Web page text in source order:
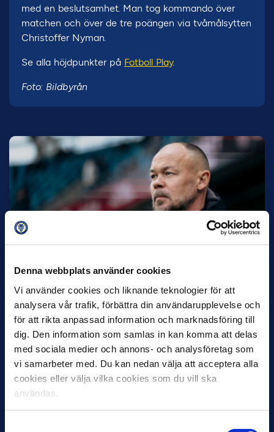
Denna webbplats använder cookies
Vi använder cookies och liknande teknologier för att
analysera vår trafik, förbättra din användarupplevelse och
för att rikta anpassad information och marknadsföring till
dig. Den information som samlas in kan komma att delas
med sociala medier och annons- och analysföretag som
vi samarbeter med. Du kan nedan välja att acceptera alla
cookies eller välja vilka cookies som du vill ska
användas.
med en beslutsamhet. Man tog kommando över
matchen och över de tre poängen via tvåmålsytten
Christoffer Nyman.
Se alla höjdpunkter på Fotboll Play.
Foto: Bildbyrån
27 JULI
Joachim Björklund tar över IFK Göteborg
avslutats.…
30 JUNI